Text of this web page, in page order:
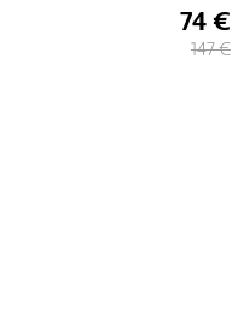
74 €
147 €